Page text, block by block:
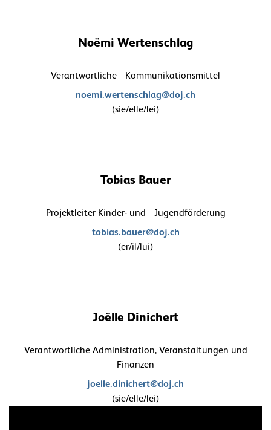
Noëmi Wertenschlag
Verantwortliche Kommunikationsmittel
noemi.wertenschlag@doj.ch
(sie/elle/lei)
Tobias Bauer
Projektleiter Kinder- und Jugendförderung
tobias.bauer@doj.ch
(er/il/lui)
Joëlle Dinichert
Verantwortliche Administration, Veranstaltungen und
Finanzen
joelle.dinichert@doj.ch
(sie/elle/lei)